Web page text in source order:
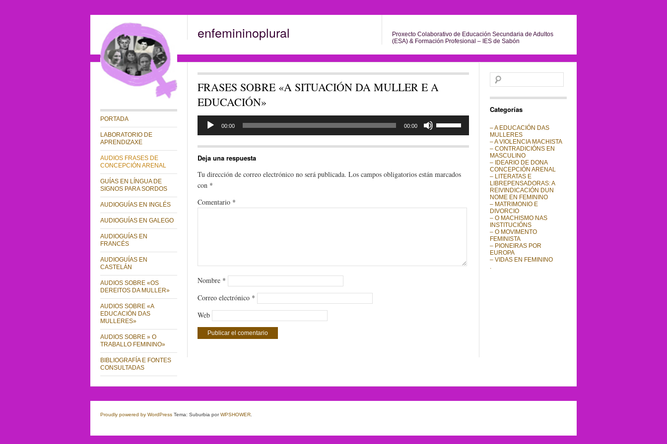
enfemininoplural
Proxecto Colaborativo de Educación Secundaria de Adultos
(ESA) & Formación Profesional – IES de Sabón
PORTADA
LABORATORIO DE
APRENDIZAXE
AUDIOS FRASES DE
CONCEPCIÓN ARENAL
GUÍAS EN LÍNGUA DE
SIGNOS PARA SORDOS
AUDIOGUÍAS EN INGLÉS
AUDIOGUÍAS EN GALEGO
AUDIOGUÍAS EN
FRANCÉS
AUDIOGUÍAS EN
CASTELÁN
AUDIOS SOBRE «OS
DEREITOS DA MULLER»
AUDIOS SOBRE «A
EDUCACIÓN DAS
MULLERES»
AUDIOS SOBRE » O
TRABALLO FEMININO»
BIBLIOGRAFÍA E FONTES
CONSULTADAS
FRASES SOBRE «A SITUACIÓN DA MULLER E A
EDUCACIÓN»
00:00 00:00
las
flecha
o
Deja una respuesta
Tu dirección de correo electrónico no será publicada. Los campos obligatorios están marcados
con *
Comentario *
Nombre *
Correo electrónico *
Web
Buscar:
Categorías
– A EDUCACIÓN DAS
MULLERES
– A VIOLENCIA MACHISTA
– CONTRADICIÓNS EN
MASCULINO
– IDEARIO DE DONA
CONCEPCIÓN ARENAL
– LITERATAS E
LIBREPENSADORAS: A
REIVINDICACIÓN DUN
NOME EN FEMININO
– MATRIMONIO E
DIVORCIO
– O MACHISMO NAS
INSTITUCIÓNS
– O MOVIMENTO
FEMINISTA
– PIONEIRAS POR
EUROPA
– VIDAS EN FEMININO
.
Proudly powered by WordPress Tema: Suburbia porWPSHOWER